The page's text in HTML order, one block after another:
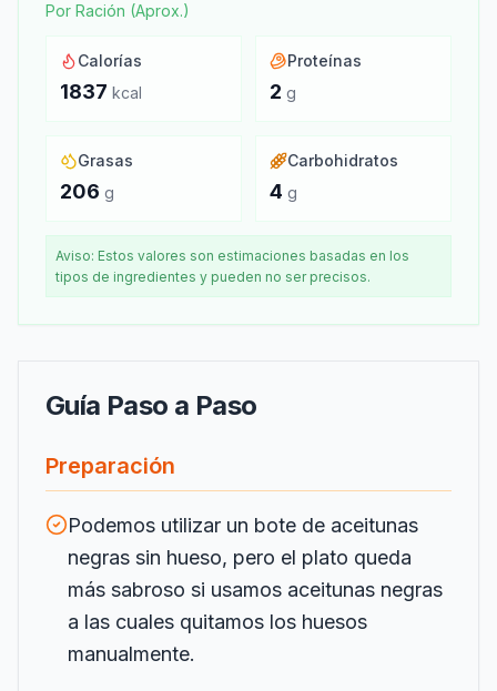
Por Ración (Aprox.)
Calorías
1837 kcal
Proteínas
2 g
Grasas
206 g
Carbohidratos
4 g
Aviso: Estos valores son estimaciones basadas en los
tipos de ingredientes y pueden no ser precisos.
Guía Paso a Paso
Preparación
Podemos utilizar un bote de aceitunas
negras sin hueso, pero el plato queda
más sabroso si usamos aceitunas negras
a las cuales quitamos los huesos
manualmente.